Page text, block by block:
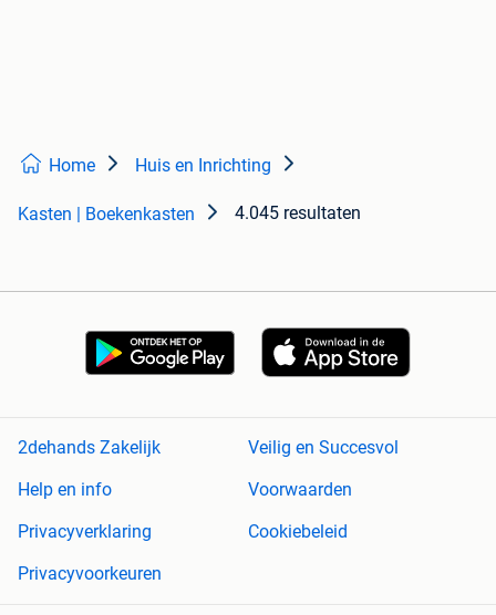
Home Huis en Inrichting
Kasten | Boekenkasten 4.045 resultaten
2dehands Zakelijk
Veilig en Succesvol
Help en info
Voorwaarden
Privacyverklaring
Cookiebeleid
Privacyvoorkeuren